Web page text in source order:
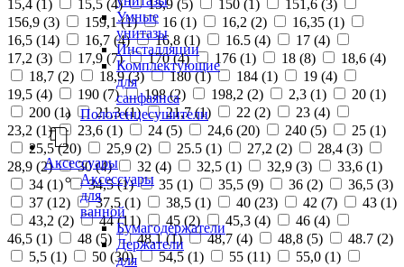
Умные
унитазы
Инсталляции
Комплектующие
для
санфаянса
Полотенцесушители
Аксессуары
Аксессуары
для
ванной
Бумагодержатели
Держатели
для
15,4 (1 ) 15,5 (4) 15,9 (5) 150 (1 ) 151,6 (3)
156,9 (3) 159,1 (1) 16 (1) 16,2 (2) 16,35 (1)
16,5 (14) 16,7 (4) 16,8 (1) 16.5 (4) 17 (4)
17,2 (3) 17,9 (7) 170 (4) 176 (1) 18 (8) 18,6 (4)
18,7 (2) 18,9 (3) 180 (1) 184 (1) 19 (4)
19,5 (4) 190 (7) 198 (2) 198,2 (2) 2,3 (1) 20 (1)
200 (1) 21,3 (1) 21,7 (1) 22 (2) 23 (4)
23,2 (1) 23,6 (1) 24 (5) 24,6 (20) 240 (5) 25 (1)
25,5 (20) 25,9 (2) 25.5 (1) 27,2 (2) 28,4 (3)
28,9 (2) 30 (4) 32 (4) 32,5 (1) 32,9 (3) 33,6 (1)
34 (1) 34,5 (1) 35 (1) 35,5 (9) 36 (2) 36,5 (3)
37 (12) 37,5 (1) 38,5 (1) 40 (23) 42 (7) 43 (1)
43,2 (2) 44 (11) 45 (2) 45,3 (4) 46 (4)
46,5 (1) 48 (5) 48,1 (1) 48,7 (4) 48,8 (5) 48.7 (2)
5,5 (1) 50 (30) 54,5 (1) 55 (11) 55,0 (1)